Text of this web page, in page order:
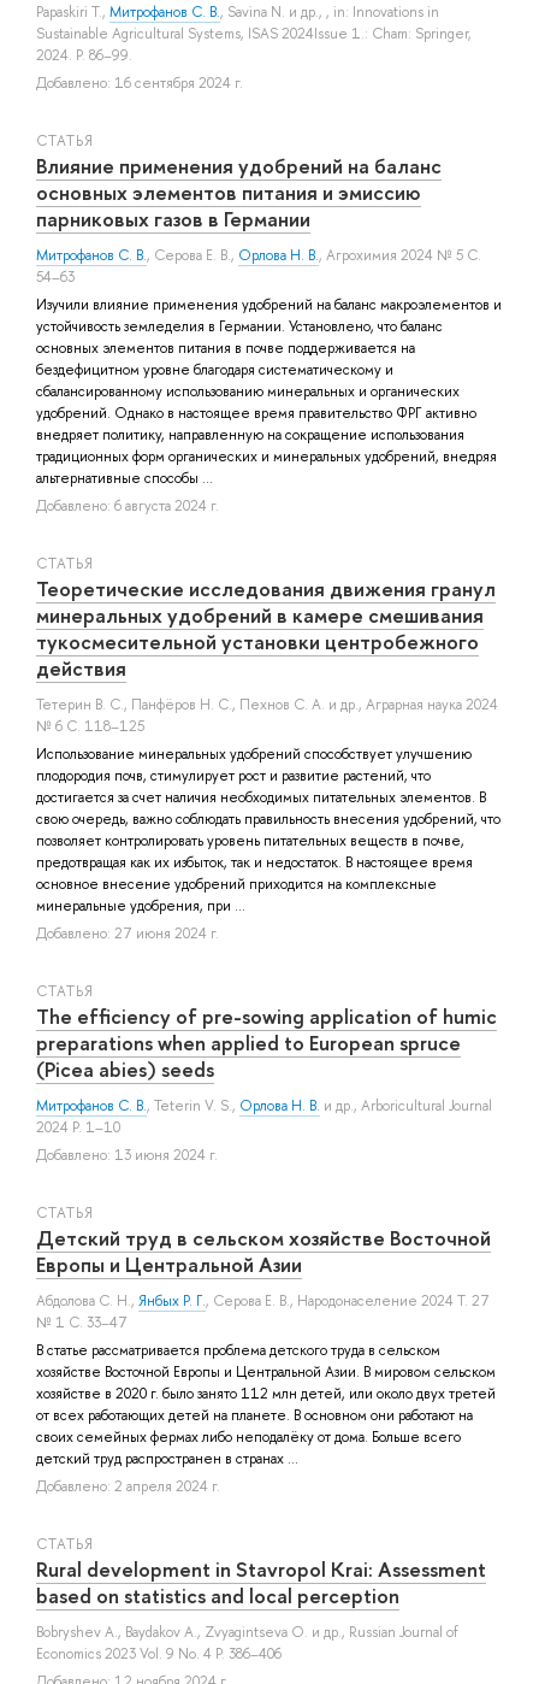
Papaskiri T., Митрофанов С. В., Savina N. и др., , in: Innovations in
Sustainable Agricultural Systems, ISAS 2024Issue 1.: Cham: Springer,
2024. P. 86–99.
Добавлено: 16 сентября 2024 г.
СТАТЬЯ
Влияние применения удобрений на баланс
основных элементов питания и эмиссию
парниковых газов в Германии
Митрофанов С. В., Серова Е. В., Орлова Н. В., Агрохимия 2024 № 5 С.
54–63
Изучили влияние применения удобрений на баланс макроэлементов и
устойчивость земледелия в Германии. Установлено, что баланс
основных элементов питания в почве поддерживается на
бездефицитном уровне благодаря систематическому и
сбалансированному использованию минеральных и органических
удобрений. Однако в настоящее время правительство ФРГ активно
внедряет политику, направленную на сокращение использования
традиционных форм органических и минеральных удобрений, внедряя
альтернативные способы ...
Добавлено: 6 августа 2024 г.
СТАТЬЯ
Теоретические исследования движения гранул
минеральных удобрений в камере смешивания
тукосмесительной установки центробежного
действия
Тетерин В. С., Панфёров Н. С., Пехнов С. А. и др., Аграрная наука 2024
№ 6 С. 118–125
Использование минеральных удобрений способствует улучшению
плодородия почв, стимулирует рост и развитие растений, что
достигается за счет наличия необходимых питательных элементов. В
свою очередь, важно соблюдать правильность внесения удобрений, что
позволяет контролировать уровень питательных веществ в почве,
предотвращая как их избыток, так и недостаток. В настоящее время
основное внесение удобрений приходится на комплексные
минеральные удобрения, при ...
Добавлено: 27 июня 2024 г.
СТАТЬЯ
The efficiency of pre-sowing application of humic
preparations when applied to European spruce
(Picea abies) seeds
Митрофанов С. В., Teterin V. S., Орлова Н. В. и др., Arboricultural Journal
2024 P. 1–10
Добавлено: 13 июня 2024 г.
СТАТЬЯ
Детский труд в сельском хозяйстве Восточной
Европы и Центральной Азии
Абдолова С. Н., Янбых Р. Г., Серова Е. В., Народонаселение 2024 Т. 27
№ 1 С. 33–47
В статье рассматривается проблема детского труда в сельском
хозяйстве Восточной Европы и Центральной Азии. В мировом сельском
хозяйстве в 2020 г. было занято 112 млн детей, или около двух третей
от всех работающих детей на планете. В основном они работают на
своих семейных фермах либо неподалёку от дома. Больше всего
детский труд распространен в странах ...
Добавлено: 2 апреля 2024 г.
СТАТЬЯ
Rural development in Stavropol Krai: Assessment
based on statistics and local perception
Bobryshev A., Baydakov A., Zvyagintseva O. и др., Russian Journal of
Economics 2023 Vol. 9 No. 4 P. 386–406